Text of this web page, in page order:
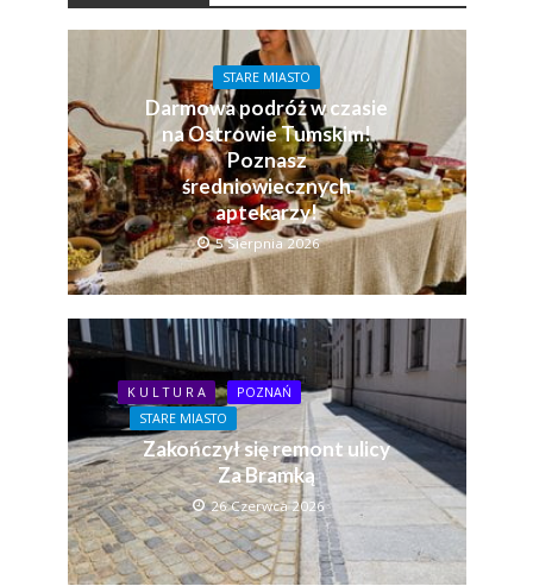
STARE MIASTO
Darmowa podróż w czasie
na Ostrowie Tumskim!
Poznasz
średniowiecznych
aptekarzy!
5 Sierpnia 2026
K U L T U R A
POZNAŃ
STARE MIASTO
Zakończył się remont ulicy
Za Bramką
26 Czerwca 2026